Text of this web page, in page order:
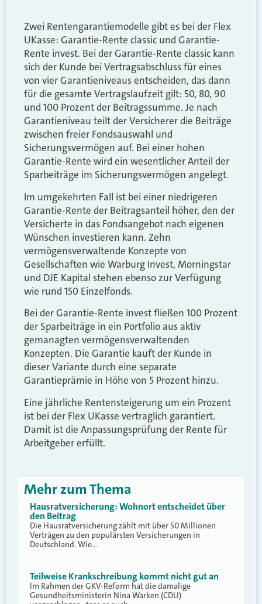
Zwei Rentengarantiemodelle gibt es bei der Flex
UKasse: Garantie-Rente classic und Garantie-
Rente invest. Bei der Garantie-Rente classic kann
sich der Kunde bei Vertragsabschluss für eines
von vier Garantieniveaus entscheiden, das dann
für die gesamte Vertragslaufzeit gilt: 50, 80, 90
und 100 Prozent der Beitragssumme. Je nach
Garantieniveau teilt der Versicherer die Beiträge
zwischen freier Fondsauswahl und
Sicherungsvermögen auf. Bei einer hohen
Garantie-Rente wird ein wesentlicher Anteil der
Sparbeiträge im Sicherungsvermögen angelegt.
Im umgekehrten Fall ist bei einer niedrigeren
Garantie-Rente der Beitragsanteil höher, den der
Versicherte in das Fondsangebot nach eigenen
Wünschen investieren kann. Zehn
vermögensverwaltende Konzepte von
Gesellschaften wie Warburg Invest, Morningstar
und DJE Kapital stehen ebenso zur Verfügung
wie rund 150 Einzelfonds.
Bei der Garantie-Rente invest fließen 100 Prozent
der Sparbeiträge in ein Portfolio aus aktiv
gemanagten vermögensverwaltenden
Konzepten. Die Garantie kauft der Kunde in
dieser Variante durch eine separate
Garantieprämie in Höhe von 5 Prozent hinzu.
Eine jährliche Rentensteigerung um ein Prozent
ist bei der Flex UKasse vertraglich garantiert.
Damit ist die Anpassungsprüfung der Rente für
Arbeitgeber erfüllt.
Mehr zum Thema
Hausratversicherung: Wohnort entscheidet über
den Beitrag
Die Hausratversicherung zählt mit über 50 Millionen
Verträgen zu den populärsten Versicherungen in
Deutschland. Wie…
Teilweise Krankschreibung kommt nicht gut an
Im Rahmen der GKV-Reform hat die damalige
Gesundheitsministerin Nina Warken (CDU)